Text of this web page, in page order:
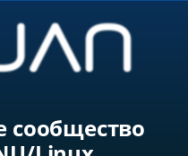
сообщество